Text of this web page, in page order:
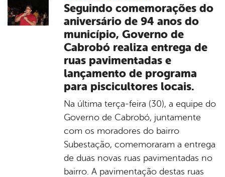
Seguindo comemorações do
aniversário de 94 anos do
município, Governo de
Cabrobó realiza entrega de
ruas pavimentadas e
lançamento de programa
para piscicultores locais.
Na última terça-feira (30), a equipe do
Governo de Cabrobó, juntamente
com os moradores do bairro
Subestação, comemoraram a entrega
de duas novas ruas pavimentadas no
bairro. A pavimentação destas ruas